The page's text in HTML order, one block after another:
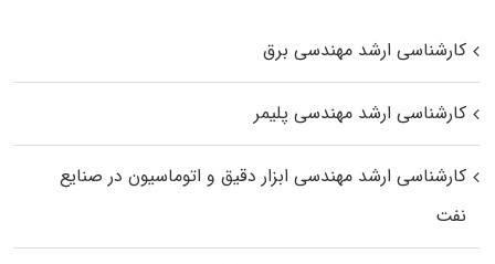
کارشناسی ارشد مهندسی برق
کارشناسی ارشد مهندسی پلیمر
کارشناسی ارشد مهندسی ابزار دقیق و اتوماسیون در صنایع
نفت